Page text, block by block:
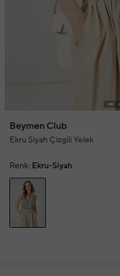
Beymen Club
Ekru Siyah Çizgili Yelek
Renk: Ekru-Siyah